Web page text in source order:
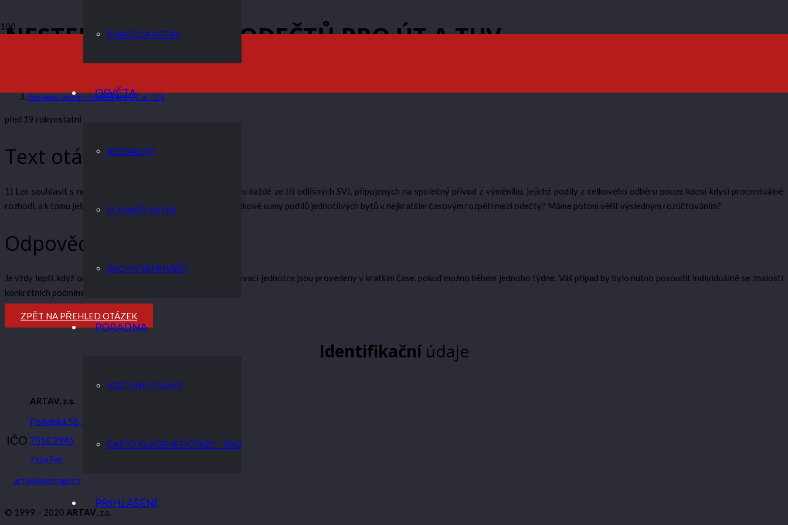
PRAVIDLA ARTAV
OSVĚTA
AKTUALITY
SEMINÁŘ ARTAV
ARCHIV SEMINÁŘŮ
PORADNA
VŠECHNY OTÁZKY
ČASTO KLADENÉ DOTAZY – FAQ
PŘIHLÁŠENÍ
NESTEJNÉ TERMÍNY ODEČTŮ PRO ÚT A TUV
Nestejné termíny odečtů pro ÚT a TUV
před 19 rokyostatni
Text otázky
1) Lze souhlasit s nestejnými termíny odečtů pro ÚT a TUV u každé ze tří odlišných SVJ, připojených na společný přívod z výměníku, jejichž podíly z celkového odběru pouze kdosi kdysi procentuálně
rozhodl, a k tomu ještě není plněna nutná podmínka zjištění celkové sumy podílů jednotlivých bytů v nejkratším časovým rozpětí mezi odečty? Máme potom věřit výsledným rozúčtováním?
Odpověď na otázku
Je vždy lepší, když odečty všech měřidel a indikátorů ve zúčtovací jednotce jsou provedeny v kratším čase, pokud možno během jednoho týdne. Váš případ by bylo nutno posoudit individuálně se znalostí
konkrétních podmínek.
ZPĚT NA PŘEHLED OTÁZEK
Identifikačníúdaje
ARTAV, z.s.
Podolská 50, 147 00 Praha 4
IČO 7010 2945
7zza7qe
artav@seznam.cz
© 1999 – 2020 ARTAV, z.s.